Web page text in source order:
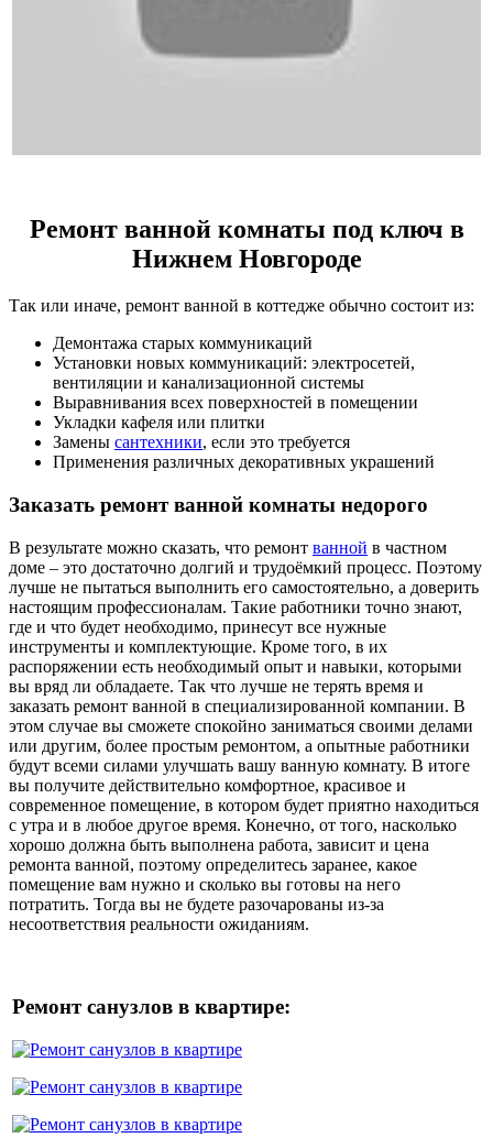
Ремонт ванной комнаты под ключ в
Нижнем Новгороде
Так или иначе, ремонт ванной в коттедже обычно состоит из:
Демонтажа старых коммуникаций
Установки новых коммуникаций: электросетей,
вентиляции и канализационной системы
Выравнивания всех поверхностей в помещении
Укладки кафеля или плитки
Замены сантехники, если это требуется
Применения различных декоративных украшений
Заказать ремонт ванной комнаты недорого
В результате можно сказать, что ремонт ванной в частном
доме – это достаточно долгий и трудоёмкий процесс. Поэтому
лучше не пытаться выполнить его самостоятельно, а доверить
настоящим профессионалам. Такие работники точно знают,
где и что будет необходимо, принесут все нужные
инструменты и комплектующие. Кроме того, в их
распоряжении есть необходимый опыт и навыки, которыми
вы вряд ли обладаете. Так что лучше не терять время и
заказать ремонт ванной в специализированной компании. В
этом случае вы сможете спокойно заниматься своими делами
или другим, более простым ремонтом, а опытные работники
будут всеми силами улучшать вашу ванную комнату. В итоге
вы получите действительно комфортное, красивое и
современное помещение, в котором будет приятно находиться
с утра и в любое другое время. Конечно, от того, насколько
хорошо должна быть выполнена работа, зависит и цена
ремонта ванной, поэтому определитесь заранее, какое
помещение вам нужно и сколько вы готовы на него
потратить. Тогда вы не будете разочарованы из-за
несоответствия реальности ожиданиям.
Ремонт санузлов в квартире: